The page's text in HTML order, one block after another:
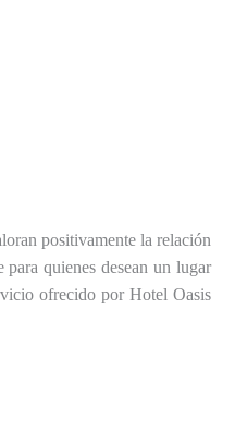
positivamente la relación
quienes desean un lugar
ofrecido por Hotel Oasis